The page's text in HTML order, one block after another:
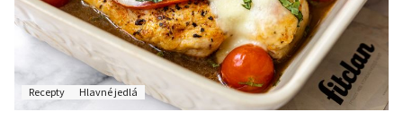
Recepty Hlavné jedlá